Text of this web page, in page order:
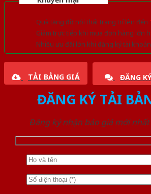
Quà tặng đồ nội thất trang trí lên đến
Giảm trực tiếp khi mua đơn hàng lớn
Nhiều ưu đãi lớn khi đăng ký tài
TẢI BẢNG GIÁ ĐĂNG
ĐĂNG KÝ TẢI
Đăng ký nhận báo giá mới